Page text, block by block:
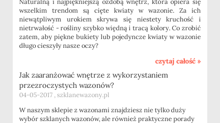
Naturalną i najpiękniejszą ozdobą wnętrz, która opiera się
wszelkim trendom są cięte kwiaty w wazonie. Za ich
niewątpliwym urokiem skrywa się niestety kruchość i
nietrwałość - rośliny szybko więdną i tracą kolory. Co zrobić
zatem, aby piękne bukiety lub pojedyncze kwiaty w wazonie
długo cieszyły nasze oczy?
czytaj całość »
Jak zaaranżować wnętrze z wykorzystaniem
przezroczystych wazonów?
04-05-2017 , szklanewazony.pl
W naszym sklepie z wazonami znajdziesz nie tylko duży
wybór szklanych wazonów, ale również praktyczne porady